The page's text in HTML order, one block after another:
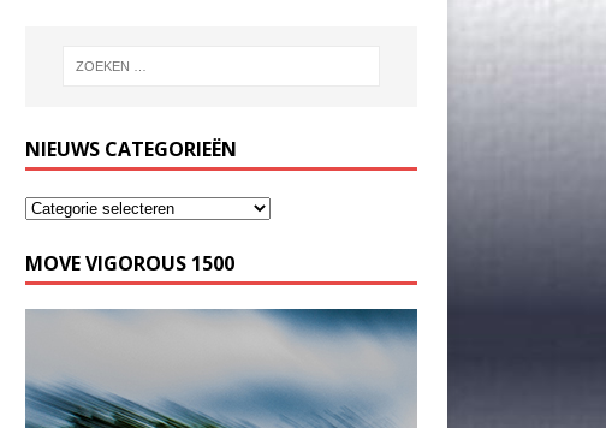
NIEUWS CATEGORIEËN
MOVE VIGOROUS 1500